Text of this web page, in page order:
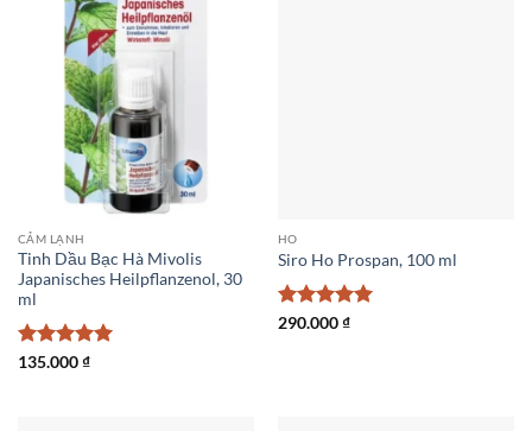
CẢM LẠNH
Tinh Dầu Bạc Hà Mivolis
Japanisches Heilpflanzenol, 30
ml
Được xếp
135.000₫
HO
Siro Ho Prospan, 100 ml
Được xếp
290.000₫